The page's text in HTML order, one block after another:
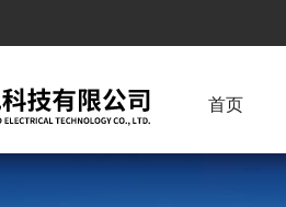
首页